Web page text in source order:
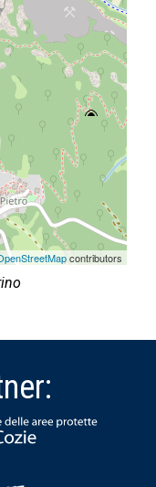
contributors